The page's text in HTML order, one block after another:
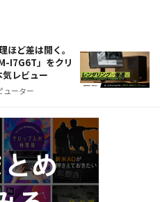
ど差は開く。
I7G6T」をクリ
レビュー
ューター